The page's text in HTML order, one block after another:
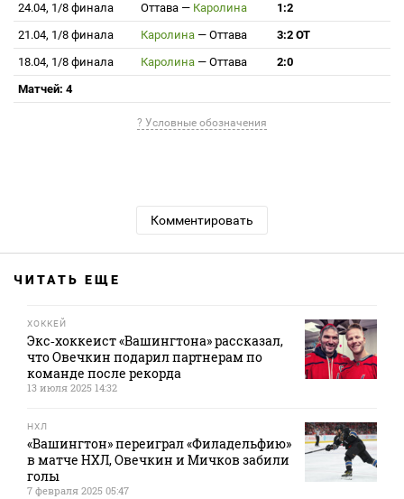
24.04, 1/8 финала
Оттава — Каролина
1:2
21.04, 1/8 финала
Каролина — Оттава
3:2 ОТ
18.04, 1/8 финала
Каролина — Оттава
2:0
Матчей: 4
? Условные обозначения
Комментировать
ЧИТАТЬ ЕЩЕ
ХОККЕЙ
Экс‑хоккеист «Вашингтона» рассказал,
что Овечкин подарил партнерам по
команде после рекорда
13 июля 2025 14:32
НХЛ
«Вашингтон» переиграл «Филадельфию»
в матче НХЛ, Овечкин и Мичков забили
голы
7 февраля 2025 05:47